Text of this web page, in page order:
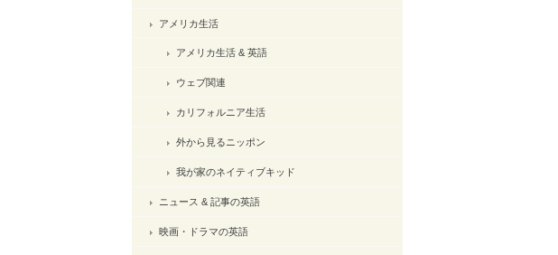
アメリカ生活
アメリカ生活 & 英語
ウェブ関連
カリフォルニア生活
外から見るニッポン
我が家のネイティブキッド
ニュース & 記事の英語
映画・ドラマの英語